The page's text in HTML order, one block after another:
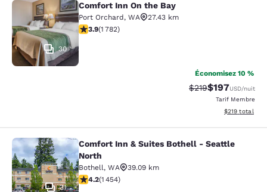
Comfort Inn On the Bay
30
Comfort Inn On the Bay
Port Orchard, WA
27.43 km
3.94 étoiles. Bien. 1782 commentaires
3.9(1 782)
Économisez 10 %
Tarif barré :
$219Tarif réduit :
$197USD/nuit
Tarif Membre
Afficher les
$219 total
Comfort Inn & Suites Bothell -
31
Comfort Inn & Suites Bothell - Seattle
North
Bothell, WA
39.09 km
4.17 étoiles. Très Bien. 1454 commentaires
4.2(1 454)